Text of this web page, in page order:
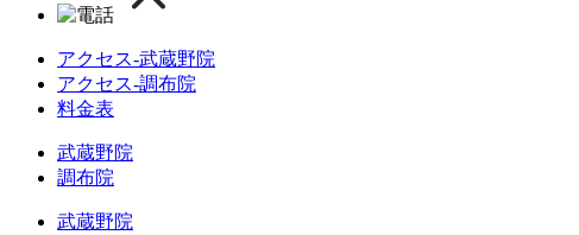
アクセス-武蔵野院
アクセス-調布院
料金表
武蔵野院
調布院
武蔵野院